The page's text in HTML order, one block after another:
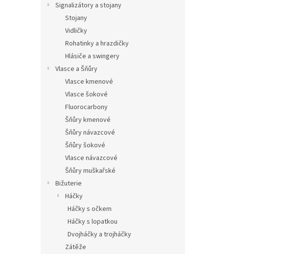
Signalizátory a stojany
Stojany
Vidličky
Rohatinky a hrazdičky
Hlásiče a swingery
Vlasce a Šňůry
Vlasce kmenové
Vlasce šokové
Fluorocarbony
Šňůry kmenové
Šňůry návazcové
Šňůry šokové
Vlasce návazcové
Šňůry muškařské
Bižuterie
Háčky
Háčky s očkem
Háčky s lopatkou
Dvojháčky a trojháčky
Zátěže